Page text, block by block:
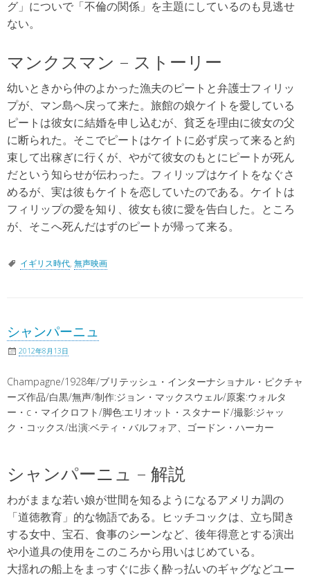
グ」についで「不倫の関係」を主題にしているのも見逃せ
ない。
マンクスマン – ストーリー
幼いときから仲のよかった漁夫のピートと弁護士フィリッ
プが、マン島へ戻って来た。旅館の娘ケイトを愛している
ピートは彼女に結婚を申し込むが、貧乏を理由に彼女の父
に断られた。そこでピートはケイトに必ず戻って来ると約
束して出稼ぎに行くが、やがて彼女のもとにピートが死ん
だという知らせが伝わった。フィリップはケイトをなぐさ
めるが、実は彼もケイトを恋していたのである。ケイトは
フィリップの愛を知り、彼女も彼に愛を告白した。ところ
が、そこへ死んだはずのピートが帰って来る。
イギリス時代, 無声映画
シャンパーニュ
2012年8月13日
Champagne/1928年/ブリテッシュ・インターナショナル・ピクチャ
ーズ作品/白黒/無声/制作:ジョン・マックスウェル/原案:ウォルタ
ー・c・マイクロフト/脚色:エリオット・スタナード/撮影:ジャッ
ク・コックス/出演:ベティ・バルフォア、ゴードン・ハーカー
シャンパーニュ – 解説
わがままな若い娘が世間を知るようになるアメリカ調の
「道徳教育」的な物語である。ヒッチコックは、立ち聞き
する女中、宝石、食事のシーンなど、後年得意とする演出
や小道具の使用をこのころから用いはじめている。
大揺れの船上をまっすぐに歩く酔っ払いのギャグなどユー